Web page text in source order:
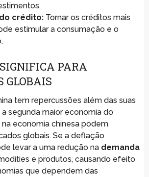
crédito:Tornar os créditos mais
estimular a consumação e o
PARA
GLOBAIS
tem repercussões além das suas
segunda maior economia do
economia chinesa podem
globais. Se a deflação
levar a uma redução na demanda
e produtos, causando efeito
que dependem das